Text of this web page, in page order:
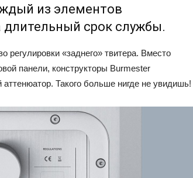
из элементов
длительный срок службы.
регулировки «заднего» твитера. Вместо
панели, конструкторы Burmester
Такого больше нигде не увидишь!